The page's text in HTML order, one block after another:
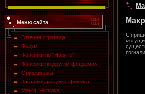
Меню сайта
Главная страница
Форум
Фанфики по "Наруто"
Фанфики по другим фендомам
Ориджиналы
Картинки, рисунки, фан-арт
Манга. Читалка.
С